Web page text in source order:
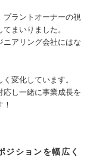
プラントオーナーの視
まいりました。
ニアリング会社にはな
変化しています。
応し一緒に事業成長を
ジションを幅広く